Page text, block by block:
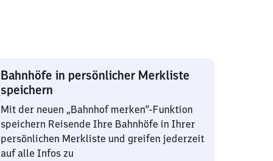
Bahnhöfe in persönlicher Merkliste
speichern
Mit der neuen „Bahnhof merken“-Funktion
speichern Reisende Ihre Bahnhöfe in Ihrer
persönlichen Merkliste und greifen jederzeit
auf alle Infos zu